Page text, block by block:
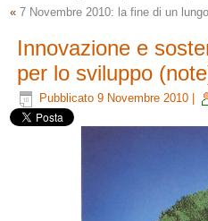
« 7 Novembre 2010: la fine di un
Innovazione e
per lo sviluppo
Pubblicato 9 Novembre 2010